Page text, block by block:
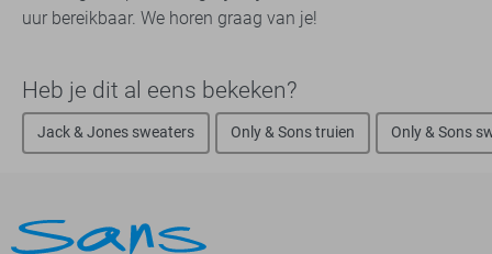
uur bereikbaar. We horen graag van je!
Heb je dit al eens bekeken?
Jack & Jones sweaters Only & Sons truien Only & Sons